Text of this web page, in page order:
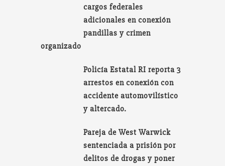
cargos federales
adicionales en conexión
pandillas y crimen
organizado
Policía Estatal RI reporta 3
arrestos en conexión con
accidente automovilístico
y altercado.
Pareja de West Warwick
sentenciada a prisión por
delitos de drogas y poner